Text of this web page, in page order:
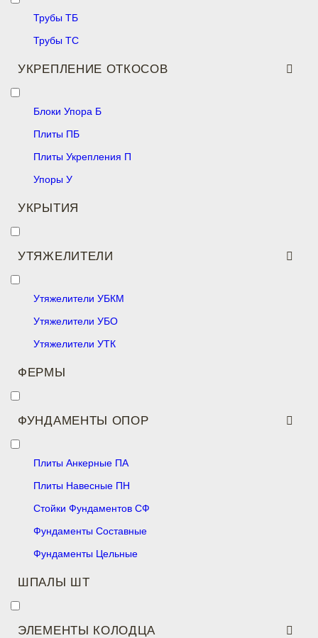
Трубы ТБ
Трубы ТС
УКРЕПЛЕНИЕ ОТКОСОВ
Блоки Упора Б
Плиты ПБ
Плиты Укрепления П
Упоры У
УКРЫТИЯ
УТЯЖЕЛИТЕЛИ
Утяжелители УБКМ
Утяжелители УБО
Утяжелители УТК
ФЕРМЫ
ФУНДАМЕНТЫ ОПОР
Плиты Анкерные ПА
Плиты Навесные ПН
Стойки Фундаментов СФ
Фундаменты Составные
Фундаменты Цельные
ШПАЛЫ ШТ
ЭЛЕМЕНТЫ КОЛОДЦА